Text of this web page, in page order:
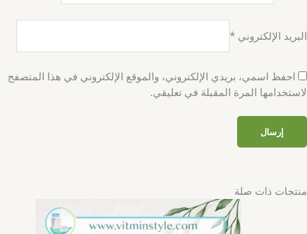
البريد الإلكتروني *
احفظ اسمي، بريدي الإلكتروني، والموقع الإلكتروني في هذا المتصفح
لاستخدامها المرة المقبلة في تعليقي.
منتجات ذات صلة